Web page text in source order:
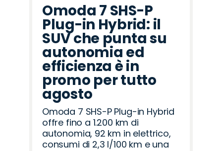
Omoda 7 SHS-P
Plug-in Hybrid: il
SUV che punta su
autonomia ed
efficienza è in
promo per tutto
agosto
Omoda 7 SHS-P Plug-in Hybrid
offre fino a 1.200 km di
autonomia, 92 km in elettrico,
consumi di 2,3 l/100 km e una